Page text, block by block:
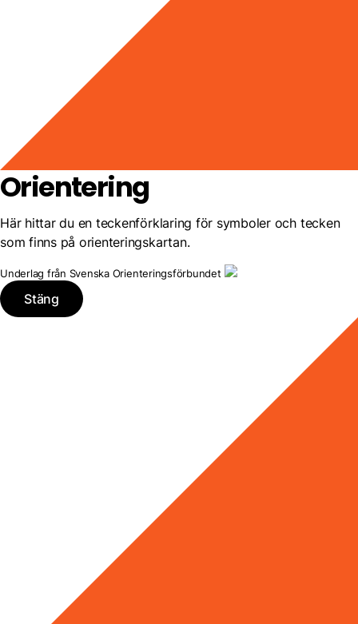
Orientering
Här hittar du en teckenförklaring för symboler och tecken
som finns på orienteringskartan.
Underlag från Svenska Orienteringsförbundet
Stäng